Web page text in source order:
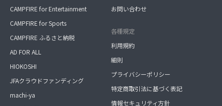
CAMPFIRE for Entertainment
CAMPFIRE for Sports
CAMPFIRE ふるさと納税
AD FOR ALL
HIOKOSHI
JFAクラウドファンディング
machi-ya
お問い合わせ
各種規定
利用規約
細則
プライバシーポリシー
特定商取引法に基づく表記
情報セキュリティ方針